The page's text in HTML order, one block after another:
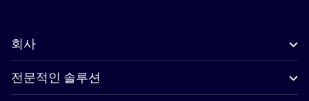
회사
전문적인 솔루션